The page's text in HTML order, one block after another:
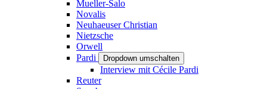
Mueller-Salo
Novalis
Neuhaeuser Christian
Nietzsche
Orwell
Pardi
Dropdown umschalten
Interview mit Cécile Pardi
Reuter